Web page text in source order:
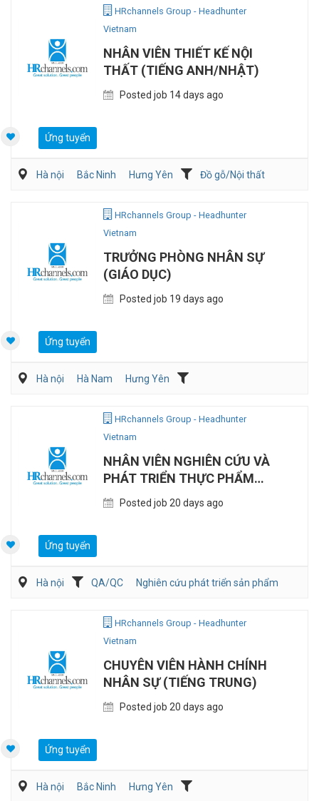
HRchannels Group - Headhunter
Vietnam
NHÂN VIÊN THIẾT KẾ NỘI
THẤT (TIẾNG ANH/NHẬT)
Posted job 14 days ago
Ứng tuyển
Hà nội Bắc Ninh Hưng Yên
Đồ gỗ/Nội thất
HRchannels Group - Headhunter
Vietnam
TRƯỞNG PHÒNG NHÂN SỰ
(GIÁO DỤC)
Posted job 19 days ago
Ứng tuyển
Hà nội Hà Nam
Hưng Yên
HRchannels Group - Headhunter
Vietnam
NHÂN VIÊN NGHIÊN CỨU VÀ
PHÁT TRIỂN THỰC PHẨM
(TIẾNG TRUNG)
Posted job 20 days ago
Ứng tuyển
Hà nội QA/QC Nghiên cứu phát triển sản phẩm
HRchannels Group - Headhunter
Vietnam
CHUYÊN VIÊN HÀNH CHÍNH
NHÂN SỰ (TIẾNG TRUNG)
Posted job 20 days ago
Ứng tuyển
Hà nội Bắc Ninh Hưng Yên